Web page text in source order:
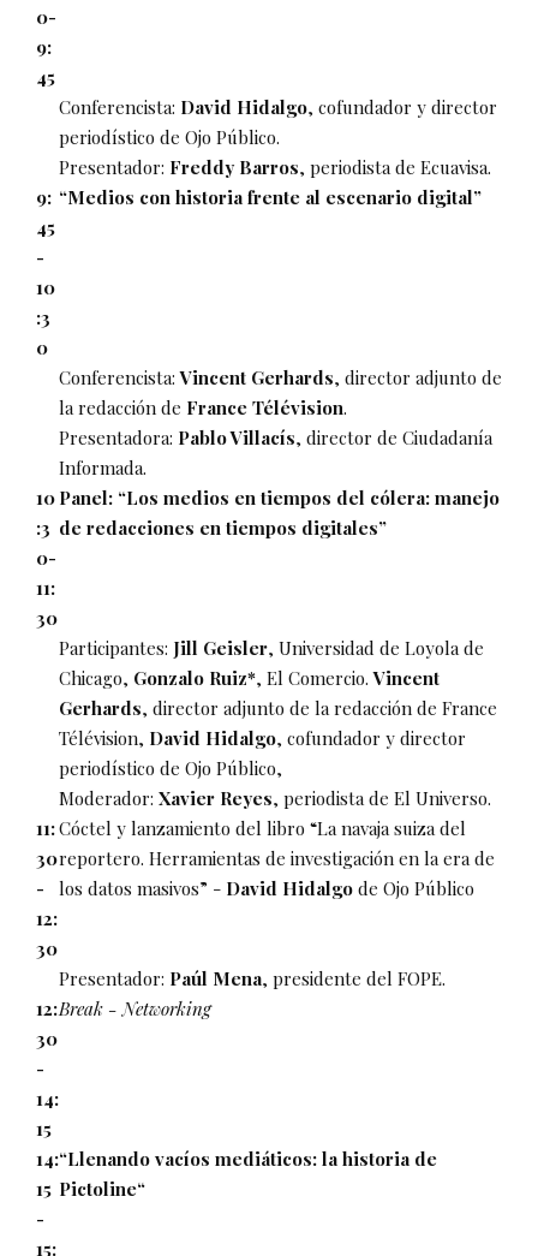
0-
9:
45
Conferencista: David Hidalgo, cofundador y director
periodístico de Ojo Público.
Presentador: Freddy Barros, periodista de Ecuavisa.
9:
45
-
10
:3
0
“Medios con historia frente al escenario digital”
Conferencista:Vincent Gerhards, director adjunto de
la redacción de France Télévision.
Presentadora: Pablo Villacís, director de Ciudadanía
Informada.
10
:3
0-
11:
30
Panel: “Los medios en tiempos del cólera: manejo
de redacciones en tiempos digitales”
Participantes: Jill Geisler, Universidad de Loyola de
Chicago, Gonzalo Ruiz*, El Comercio.Vincent
Gerhards, director adjunto de la redacción de France
Télévision, David Hidalgo, cofundador y director
periodístico de Ojo Público,
Moderador: Xavier Reyes, periodista de El Universo.
11:
30
-
12:
30
Cóctel y lanzamiento del libro “La navaja suiza del
reportero. Herramientas de investigación en la era de
los datos masivos” - David Hidalgo de Ojo Público
Presentador: Paúl Mena, presidente del FOPE.
12:
30
-
14:
15
Break - Networking
14:
15
-
15:
“Llenando vacíos mediáticos: la historia de
Pictoline“